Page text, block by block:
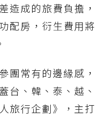
造成的旅費負擔，
配房，衍生費用將
團常有的邊緣感，
台、韓、泰、越、
旅行企劃》，主打